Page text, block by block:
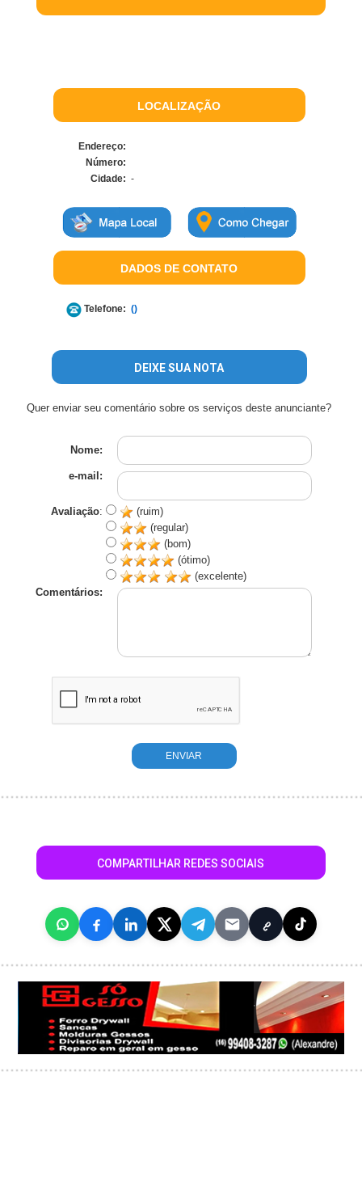
LOCALIZAÇÃO
Endereço:
Número:
Cidade: -
DADOS DE CONTATO
Telefone: ()
DEIXE SUA NOTA
Quer enviar seu comentário sobre os serviços deste anunciante?
Nome:
e-mail:
Avaliação:
(ruim)
(regular)
(bom)
(ótimo)
(excelente)
Comentários:
COMPARTILHAR REDES SOCIAIS